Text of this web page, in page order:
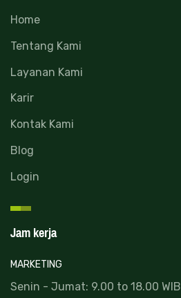
Home
Tentang Kami
Layanan Kami
Karir
Kontak Kami
Blog
Login
Jam kerja
MARKETING
Senin - Jumat: 9.00 to 18.00 WIB